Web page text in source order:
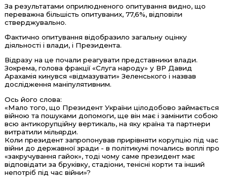
За результатами оприлюдненого опитування видно, що
переважна більшість опитуваних, 77,6%, відповіли
стверджувально.
Фактично опитування відобразило загальну оцінку
діяльності і влади, і Президента.
Відразу на це почали реагувати представники влади.
Зокрема, голова фракції «Слуга народу» у ВР Давид
Арахамія кинувся «відмазувати» Зеленського і назвав
дослідження маніпулятивним.
Ось його слова:
«Мало того, що Президент України цілодобово займається
війною та пошуками допомоги, ще він має і замінити собою
всю антикорупційну вертикаль, на яку країна та партнери
витратили мільярди.
Коли президент запропонував прирівняти корупцію під час
війни до державної зради - в політикумі почались воплі про
«закручування гайок», тоді чому саме президент має
відповідати за бруківку, стадіони, тенісні корти та інший
непотріб під час війни»?